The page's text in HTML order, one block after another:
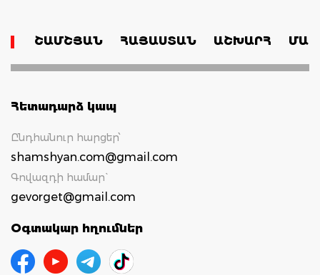
ՇԱՄՇՅԱՆ ՀԱՅԱՍՏԱՆ ԱՇԽԱՐՀ
Հետադարձ կապ
Ընդհանուր հարցեր՝
shamshyan.com@gmail.com
Գովազդի համար`
gevorget@gmail.com
Օգտակար հղումներ